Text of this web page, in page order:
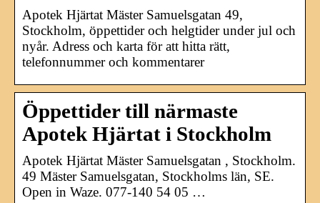
Apotek Hjärtat Mäster Samuelsgatan 49,
Stockholm, öppettider och helgtider under jul och
nyår. Adress och karta för att hitta rätt,
telefonnummer och kommentarer
Öppettider till närmaste
Apotek Hjärtat i Stockholm
Apotek Hjärtat Mäster Samuelsgatan , Stockholm.
49 Mäster Samuelsgatan, Stockholms län, SE.
Open in Waze. 077-140 54 05 …